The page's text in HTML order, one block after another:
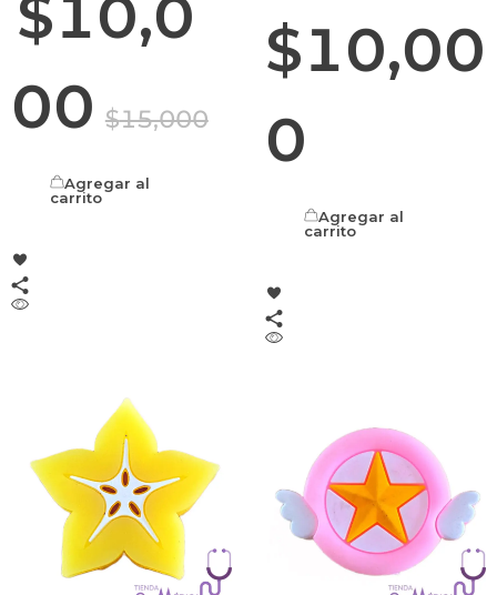
$10,0
00 $15,000
Agregar al
carrito
$10,00
0
Agregar al
carrito